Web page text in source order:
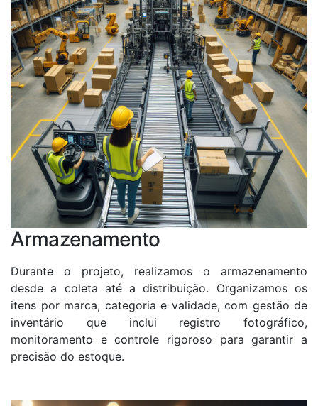
Armazenamento
Durante o projeto, realizamos o armazenamento
desde a coleta até a distribuição. Organizamos os
itens por marca, categoria e validade, com gestão de
inventário que inclui registro fotográfico,
monitoramento e controle rigoroso para garantir a
precisão do estoque.